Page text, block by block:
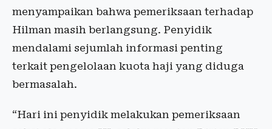
menyampaikan bahwa pemeriksaan terhadap
Hilman masih berlangsung. Penyidik
mendalami sejumlah informasi penting
terkait pengelolaan kuota haji yang diduga
bermasalah.
“Hari ini penyidik melakukan pemeriksaan